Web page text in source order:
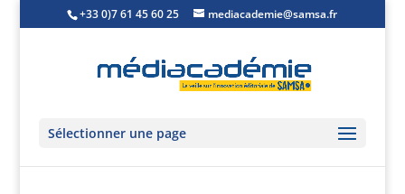
+33 0)7 61 45 60 25 mediacademie@samsa.fr
Sélectionner une page